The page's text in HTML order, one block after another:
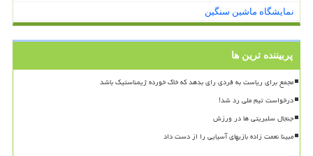
نمایشگاه ماشین سنگین
پربیننده ترین ها
مجمع برای ریاست به فردی رای بدهد که خاک خورده ژیمناستیک باشد
درخواست تیم ملی رد شد!
جنجال سلبریتی ها در ورزش
مبینا نعمت زاده بازیهای آسیایی را از دست داد